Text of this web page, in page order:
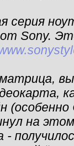
серия
Sony.
на
-